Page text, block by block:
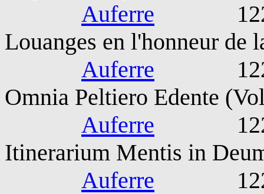
Auferre 1221-
Louanges en l'honneur de
Auferre 1221-
Omnia Peltiero Edente
Auferre 1221-
Itinerarium Mentis in
Auferre 1221-